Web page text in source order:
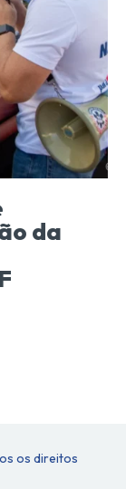
da
os direitos